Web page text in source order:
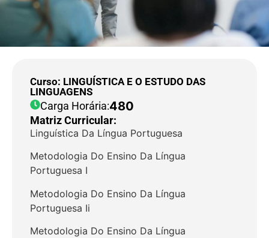
Curso: LINGUÍSTICA E O ESTUDO DAS
LINGUAGENS
Carga Horária:480
Matriz Curricular:
Linguística Da Língua Portuguesa
Metodologia Do Ensino Da Língua
Portuguesa I
Metodologia Do Ensino Da Língua
Portuguesa Ii
Metodologia Do Ensino Da Língua